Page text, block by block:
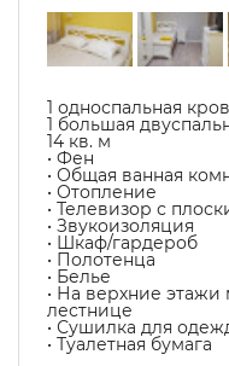
1 односпальная
1 большая
14 кв. м
• Фен
• Общая ванная
• Отопление
• Телевизор с
• Звукоизоляция
• Шкаф/гардероб
• Полотенца
• Белье
• На верхние этажи
лестнице
• Сушилка для
• Туалетная бумага